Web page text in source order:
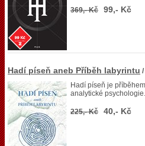
369,- Kč 99,- Kč
Hadí píseň aneb Příběh labyrintu
Hadí píseň je
analytické psychologie.
225,- Kč 40,- Kč